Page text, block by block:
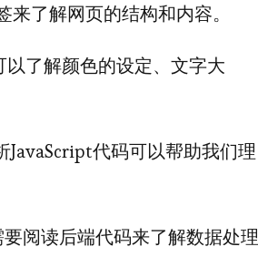
了解网页的结构和内容。
以了解颜色的设定、文字大
代码可以帮助我们理
要阅读后端代码来了解数据处理